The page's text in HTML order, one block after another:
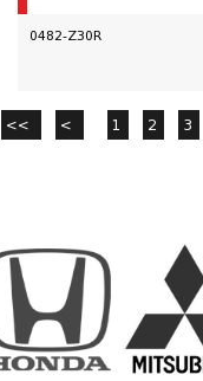
0482-Z30R
<< < 1 2 3